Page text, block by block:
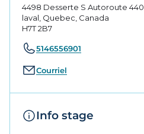
4498 Desserte S Autoroute 440
laval, Quebec, Canada
H7T 2B7
5146556901
Courriel
Info stage